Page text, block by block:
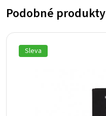
Podobné produkty
Sleva